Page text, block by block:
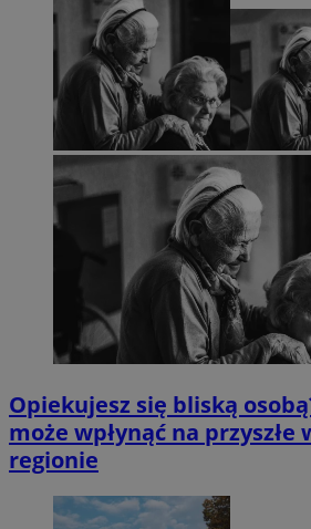
Opiekujesz się bliską
może wpłynąć na przyszłe
regionie